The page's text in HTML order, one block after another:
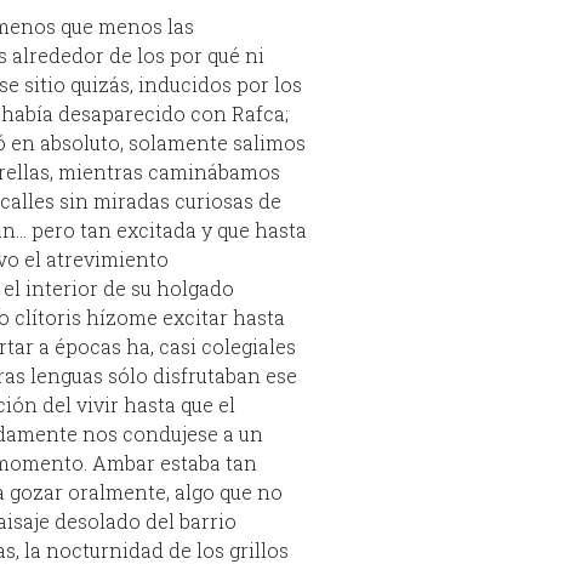
que menos las
alrededor de los por qué ni
sitio quizás, inducidos por los
desaparecido con Rafca;
absoluto, solamente salimos
mientras caminábamos
sin miradas curiosas de
pero tan excitada y que hasta
el atrevimiento
interior de su holgado
clítoris hízome excitar hasta
a épocas ha, casi colegiales
lenguas sólo disfrutaban ese
del vivir hasta que el
nos condujese a un
Ambar estaba tan
oralmente, algo que no
desolado del barrio
la nocturnidad de los grillos